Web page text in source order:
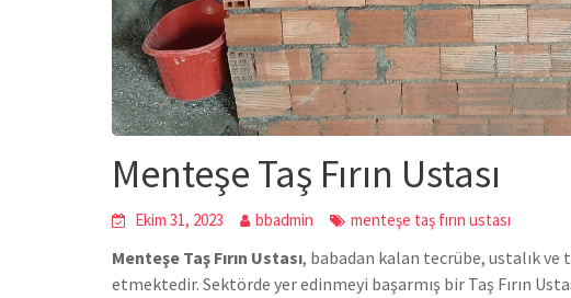
Menteşe Taş Fırın Ustası
Ekim 31, 2023 bbadmin menteşe taş fırın ustası
Menteşe Taş Fırın Ustası, babadan kalan tecrübe, ustalık ve
etmektedir. Sektörde yer edinmeyi başarmış bir Taş Fırın